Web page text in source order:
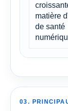
matière
de santé
03.